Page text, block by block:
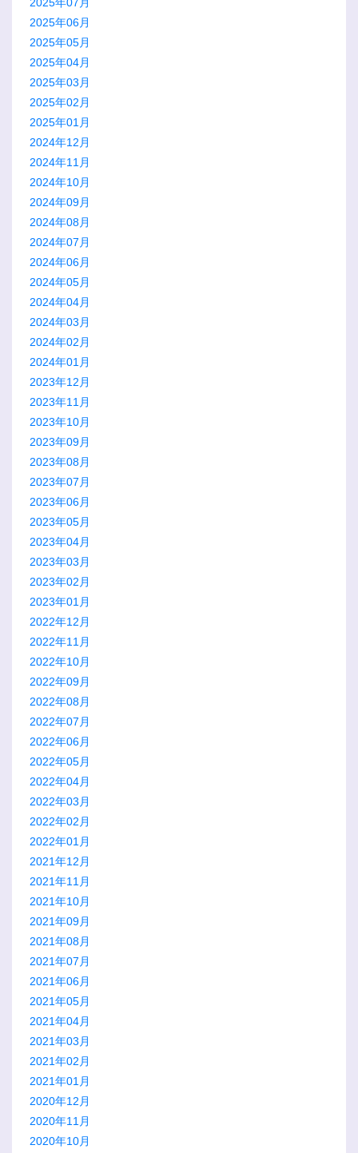
2025年06月
2025年05月
2025年04月
2025年03月
2025年02月
2025年01月
2024年12月
2024年11月
2024年10月
2024年09月
2024年08月
2024年07月
2024年06月
2024年05月
2024年04月
2024年03月
2024年02月
2024年01月
2023年12月
2023年11月
2023年10月
2023年09月
2023年08月
2023年07月
2023年06月
2023年05月
2023年04月
2023年03月
2023年02月
2023年01月
2022年12月
2022年11月
2022年10月
2022年09月
2022年08月
2022年07月
2022年06月
2022年05月
2022年04月
2022年03月
2022年02月
2022年01月
2021年12月
2021年11月
2021年10月
2021年09月
2021年08月
2021年07月
2021年06月
2021年05月
2021年04月
2021年03月
2021年02月
2021年01月
2020年12月
2020年11月
2020年10月